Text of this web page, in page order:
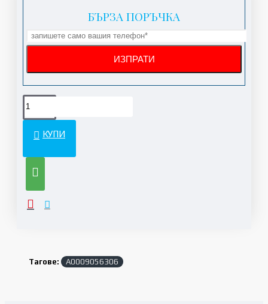
БЪРЗА ПОРЪЧКА
КУПИ
Тагове: A0009056306